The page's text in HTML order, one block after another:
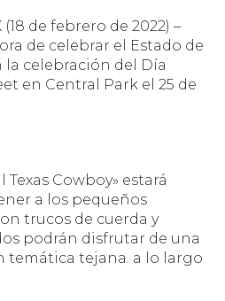
(18 de febrero de 2022) –
de celebrar el Estado de
la celebración del Día
en Central Park el 25 de
Texas Cowboy» estará
a los pequeños
trucos de cuerda y
podrán disfrutar de una
temática tejana. a lo largo